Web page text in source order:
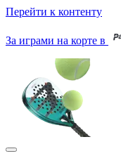
Перейти к контенту
За играми на корте в